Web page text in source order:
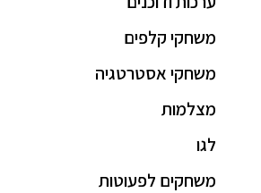
משחקי קלפים
משחקי אסטרטגיה
מצלמות
לגו
משחקים לפעוטות